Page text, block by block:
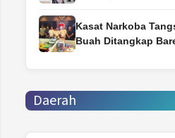
Kasat Narkoba
Buah Ditangkap
Daerah